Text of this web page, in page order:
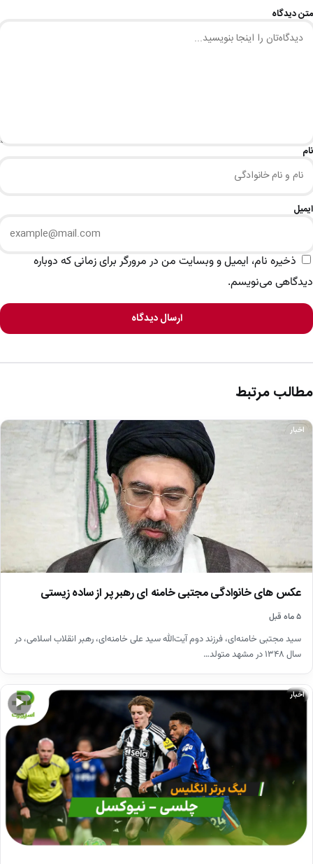
متن دیدگاه
نام
ایمیل
ذخیره نام، ایمیل و وبسایت من در مرورگر برای زمانی که دوباره
دیدگاهی می‌نویسم.
ارسال دیدگاه
مطالب مرتبط
اخبار
عکس های خانوادگی مجتبی خامنه ای رهبر پر از ساده زیستی
۵ ماه قبل
سید مجتبی خامنه‌ای، فرزند دوم آیت‌الله سید علی خامنه‌ای، رهبر انقلاب اسلامی، در
سال ۱۳۴۸ در مشهد متولد…
▶
اخبار